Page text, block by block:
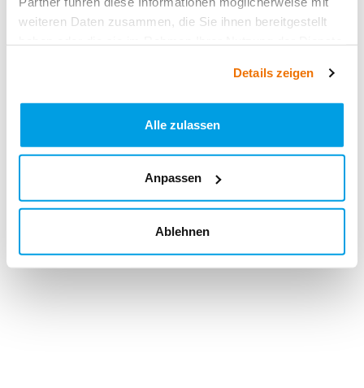
weiteren Daten zusammen, die Sie ihnen bereitgestellt
Details zeigen
Alle zulassen
Anpassen
Ablehnen